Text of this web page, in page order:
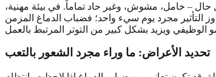
– خامل، مشوش، وغير حاد تماماً. في بيئة مهنية،
التأثير مجرد يوم سيء واحد؛ فضباب الدماغ المزمن
تحديد الأعراض: ما وراء مجرد الشعور بالتعب